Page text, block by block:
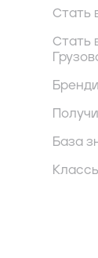
Стать
Стать
База